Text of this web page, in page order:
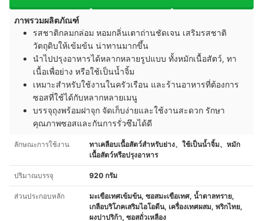
ภาพรวมผลิตภัณฑ์
รสชาติกลมกล่อม หอมกลิ่นเตาถ่านชัดเจน เสริมรสชาติ
วัตถุดิบให้เข้มข้น น่าทานมากขึ้น
นำไปปรุงอาหารได้หลากหลายรูปแบบ ทั้งหมักเนื้อสัตว์, ทา
เนื้อเพื่อย่าง หรือใช้เป็นน้ำจิ้ม
เหมาะสำหรับใช้งานในครัวเรือน และร้านอาหารที่ต้องการ
ซอสที่ใช้ได้กับหลากหลายเมนู
บรรจุถุงพร้อมฝาจุก จัดเก็บง่ายและใช้งานสะดวก รักษา
คุณภาพซอสและกันการรั่วซึมได้ดี
ลักษณะการใช้งาน
ทาเคลือบเนื้อสัตว์สำหรับย่าง、ใช้เป็นน้ำจิ้ม、หมัก
เนื้อสัตว์หรือปรุงอาหาร
ปริมาณบรรจุ 920 กรัม
ส่วนประกอบหลัก
มะเขือเทศเข้มข้น, ซอสมะเขือเทศ, น้ำตาลทราย,
เกลือบริโภคเสริมไอโอดีน, เครื่องเทศผสม, พริกไทย,
ผงปาปริก้า, ซอสถั่วเหลือง